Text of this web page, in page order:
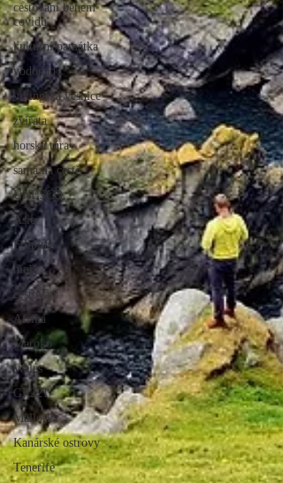
cestování během
covidu
kulturní památka
vodopád
vikingská vesnice
zvířata
horská túra
sama na cestě
UNESCO
Asie
Filipíny
moře
cestování
Afrika
Maroko
Wales
GR221
Mallorka
Kanárské ostrovy
Tenerife